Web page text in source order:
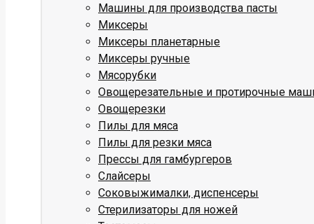
Машины для производства пасты
Миксеры
Миксеры планетарные
Миксеры ручные
Мясорубки
Овощерезательные и протирочные
Овощерезки
Пилы для мяса
Пилы для резки мяса
Прессы для гамбургеров
Слайсеры
Соковыжималки, диспенсеры
Стерилизаторы для ножей